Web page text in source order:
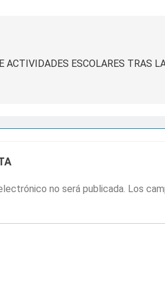
ACTIVIDADES ESCOLARES TRAS
no será publicada. Los